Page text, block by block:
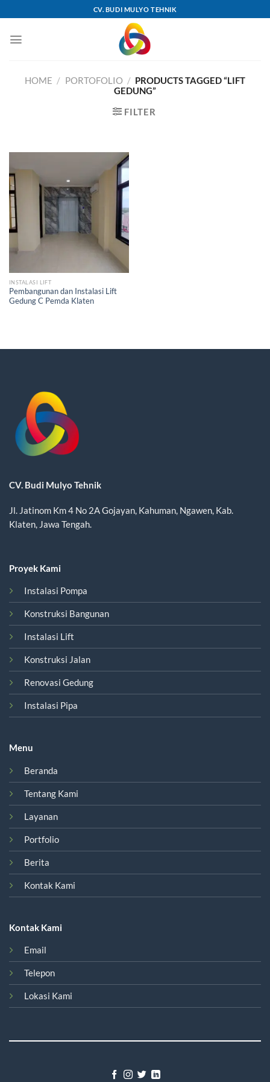
to
content
CV. BUDI MULYO TEHNIK
HOME / PORTOFOLIO / PRODUCTS TAGGED “LIFT
GEDUNG”
FILTER
INSTALASI LIFT
Pembangunan dan Instalasi Lift
Gedung C Pemda Klaten
CV. Budi Mulyo Tehnik
Jl. Jatinom Km 4 No 2A Gojayan, Kahuman, Ngawen, Kab.
Klaten, Jawa Tengah.
Proyek Kami
Instalasi Pompa
Konstruksi Bangunan
Instalasi Lift
Konstruksi Jalan
Renovasi Gedung
Instalasi Pipa
Menu
Beranda
Tentang Kami
Layanan
Portfolio
Berita
Kontak Kami
Kontak Kami
Email
Telepon
Lokasi Kami